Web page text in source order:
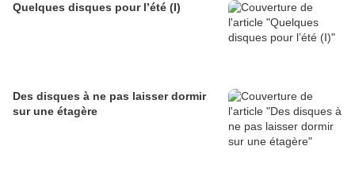
Quelques disques pour l’été (I)
Des disques à ne pas laisser dormir
sur une étagère